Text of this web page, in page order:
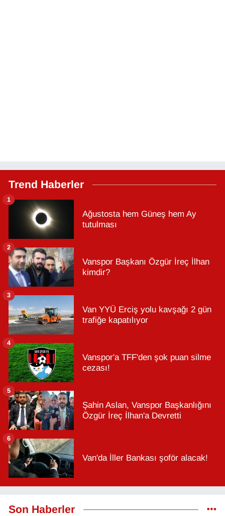
Trend Haberler
Ağustosta hem Güneş hem Ay
tutulması
1
Vanspor Başkanı Özgür İreç İlhan
kimdir?
2
Van YYÜ Erciş yolu kavşağı 2 gün
trafiğe kapatılıyor
3
Vanspor'a TFF'den şok puan silme
cezası!
4
Şahin Aslan, Vanspor Başkanlığını
Özgür İreç İlhan'a Devretti
5
Van'da İller Bankası şoför alacak!
6
Son Haberler